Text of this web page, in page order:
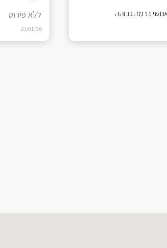
ברמה גבוהה
ללא פירוט
21/01/26